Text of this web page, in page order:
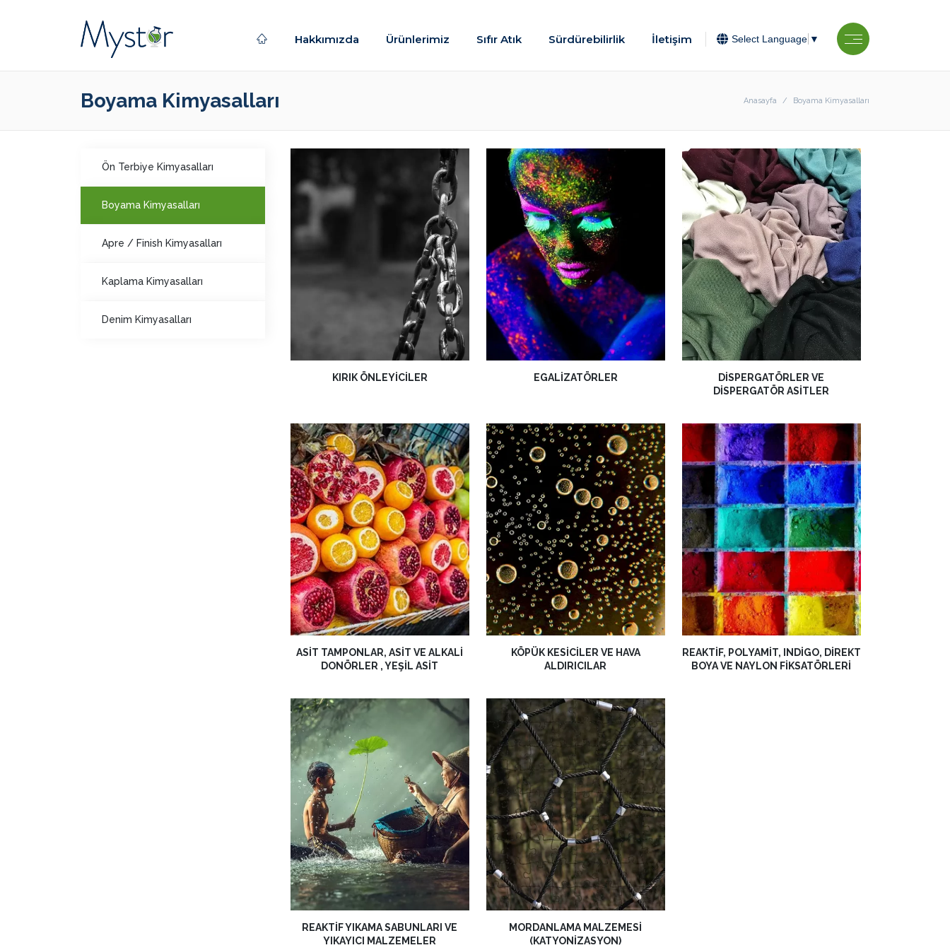
Hakkımızda Ürünlerimiz Sıfır Atık Sürdürebilirlik İletişim Select Language ▼
Boyama Kimyasalları Anasayfa Boyama Kimyasalları
Ön Terbiye Kimyasalları
Boyama Kimyasalları
Apre / Finish Kimyasalları
Kaplama Kimyasalları
Denim Kimyasalları
KIRIK ÖNLEYICILER EGALIZATÖRLER
DISPERGATÖRLER VE
DISPERGATÖR ASITLER
ASIT TAMPONLAR, ASIT VE ALKALI
DONÖRLER , YEŞIL ASIT
KÖPÜK KESICILER VE HAVA
ALDIRICILAR
REAKTIF, POLYAMIT, INDIGO, DIREKT
BOYA VE NAYLON FIKSATÖRLERI
REAKTIF YIKAMA SABUNLARI VE
YIKAYICI MALZEMELER
MORDANLAMA MALZEMESI
(KATYONIZASYON)